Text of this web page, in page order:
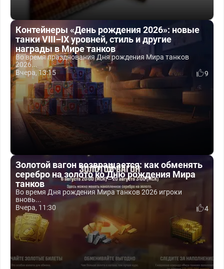
Контейнеры «День рождения 2026»: новые
танки VIII–IX уровней, стиль и другие
награды в Мире танков
Во время празднования Дня рождения Мира танков
2026...
Вчера, 13:15
9
Золотой вагон возвращается: как обменять
серебро на золото ко Дню рождения Мира
танков
Во время Дня рождения Мира танков 2026 игроки
вновь...
Вчера, 11:30
4